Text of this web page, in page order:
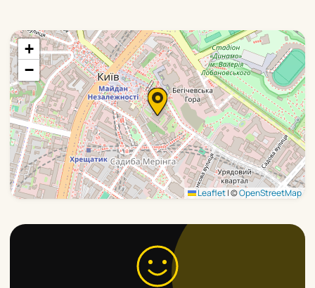
+
−
Leaflet|©OpenStreetMap